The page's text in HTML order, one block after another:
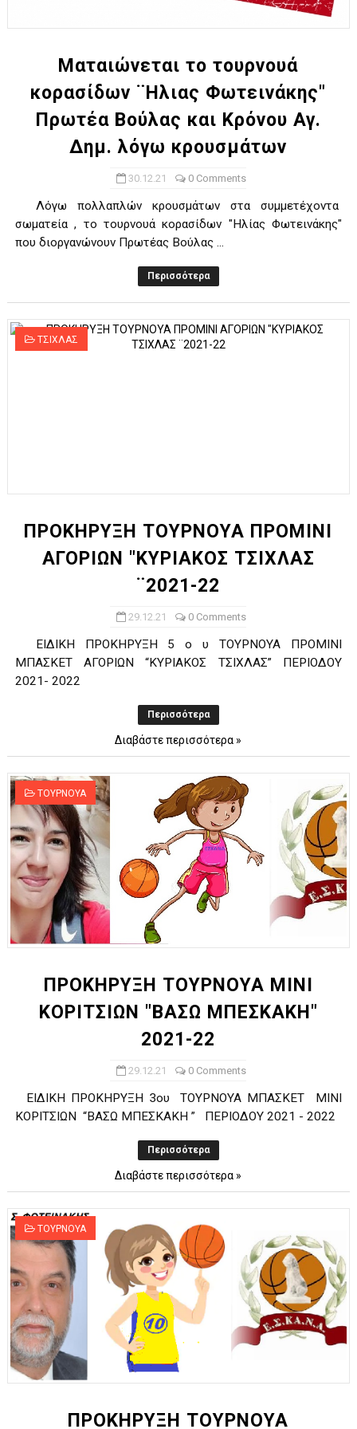
ΧΡΟΝΙΑ ΠΟΛΛΑ ΣΤΟ ΕΛΛΗΝΙΚΟ ΜΠΑΣΚΕΤ : 39Η ΕΠΕΤΕΙΟΣ ΑΠΟ
Ο δρόμος για τον 29ο τελικό κυπέλλου ανδρών ΕΣΚΑΝΑ
U21: Τεράστια πρόκριση για τον Πανελευσινιακό στον
Γ΄ανδρών play offs : "Σκληρό" καρύδι η Φιλία Περάματος
Ματαιώνεται το τουρνουά
κορασίδων ¨Ηλιας Φωτεινάκης"
Πρωτέα Βούλας και Κρόνου Αγ.
Δημ. λόγω κρουσμάτων
30.12.21 0 Comments
Λόγω πολλαπλών κρουσμάτων στα συμμετέχοντα
σωματεία , το τουρνουά κορασίδων "Ηλίας Φωτεινάκης"
που διοργανώνουν Πρωτέας Βούλας ...
Περισσότερα
ΤΣΙΧΛΑΣ
ΠΡΟΚΗΡΥΞΗ ΤΟΥΡΝΟΥΑ ΠΡΟΜΙΝΙ
ΑΓΟΡΙΩΝ "ΚΥΡΙΑΚΟΣ ΤΣΙΧΛΑΣ
¨2021-22
29.12.21 0 Comments
ΕΙΔΙΚΗ ΠΡΟΚΗΡΥΞΗ 5 o υ ΤΟΥΡΝΟΥΑ ΠΡΟΜΙΝΙ
ΜΠΑΣΚΕΤ ΑΓΟΡΙΩΝ “ΚΥΡΙΑΚΟΣ ΤΣΙΧΛΑΣ” ΠΕΡΙΟΔΟΥ
2021- 2022
Περισσότερα
Διαβάστε περισσότερα »
ΤΟΥΡΝΟΥΑ
ΠΡΟΚΗΡΥΞΗ ΤΟΥΡΝΟΥΑ ΜΙΝΙ
ΚΟΡΙΤΣΙΩΝ "ΒΑΣΩ ΜΠΕΣΚΑΚΗ"
2021-22
29.12.21 0 Comments
ΕΙΔΙΚΗ ΠΡΟΚΗΡΥΞΗ 3ου ΤΟΥΡΝΟΥΑ ΜΠΑΣΚΕΤ ΜΙΝΙ
ΚΟΡΙΤΣΙΩΝ “ΒΑΣΩ ΜΠΕΣΚΑΚΗ ” ΠΕΡΙΟΔΟΥ 2021 ­- 2022
Περισσότερα
Διαβάστε περισσότερα »
ΤΟΥΡΝΟΥΑ
ΠΡΟΚΗΡΥΞΗ ΤΟΥΡΝΟΥΑ